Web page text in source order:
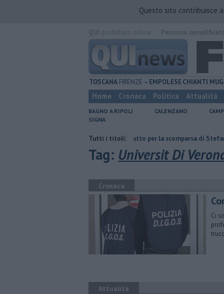
Questo sito contribuisce
TOSCANA FIRENZE EMPOLESECHIANTI
Home Cronaca Politica Attualità
BAGNO A RIPOLI CALENZANO
SIGNA
Tutti i titoli:
Giornalismo in lutto per la scomparsa di Stefano Marcelli
Tag: Universit Di
Cronaca
Ci
Attualità